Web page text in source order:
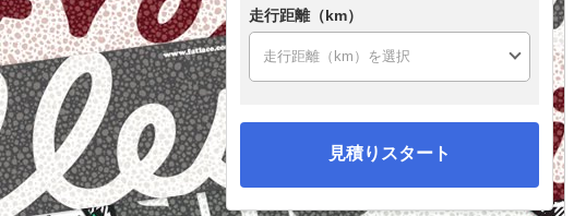
走行距離（km）
見積りスタート